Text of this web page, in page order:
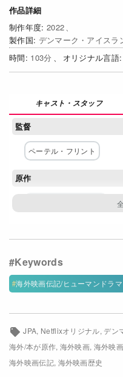
作品詳細
2022
デンマーク・アイスラ
103
監督
ペーテル・フリント
原作
主な出演者
ハイダ・リード チャー
ギスリ・オルン・ガルザル
海外映画伝記/ヒューマンドラマ
JPA Netflixオリジナル デン
海外/本が原作 海外映画 海外映
海外映画伝記 海外映画歴史